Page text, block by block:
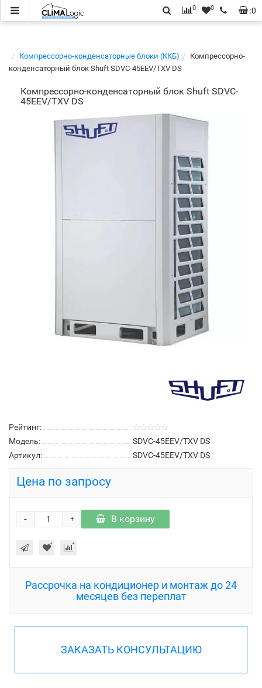
:0
0 0
Компрессорно-конденсаторные блоки (ККБ)
Компрессорно-
конденсаторный блок Shuft SDVC-45EEV/TXV DS
Компрессорно-конденсаторный блок Shuft SDVC-
45EEV/TXV DS
Рейтинг:
Модель:
SDVC-45EEV/TXV DS
Артикул:
SDVC-45EEV/TXV DS
Цена по запросу
+
- В корзину
Рассрочка на кондиционер и монтаж до 24
месяцев без переплат
ЗАКАЗАТЬ КОНСУЛЬТАЦИЮ